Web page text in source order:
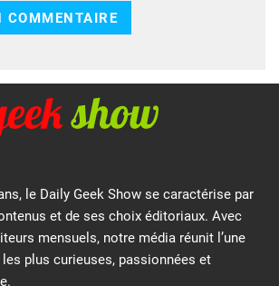
le Daily Geek Show se caractérise par
et de ses choix éditoriaux. Avec
mensuels, notre média réunit l’une
plus curieuses, passionnées et